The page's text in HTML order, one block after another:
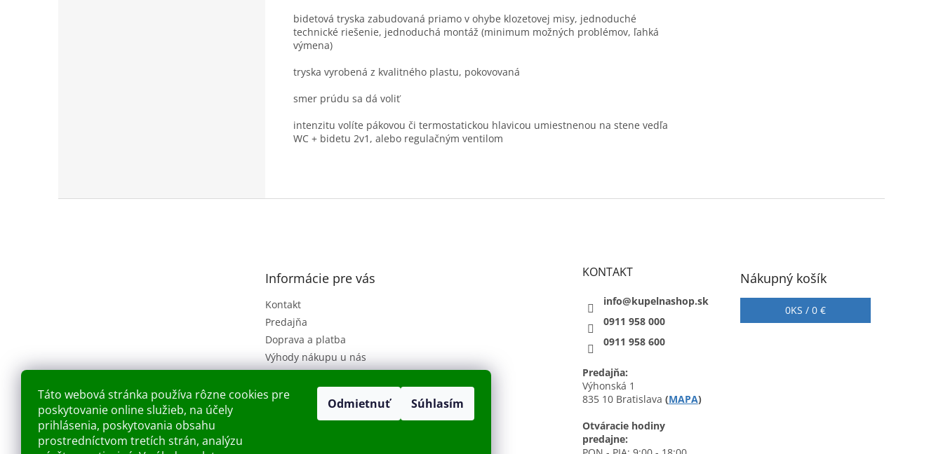
Táto webová stránka používa rôzne cookies pre
poskytovanie online služieb, na účely
prihlásenia, poskytovania obsahu
prostredníctvom tretích strán, analýzu
Odmietnuť Súhlasím
bidetová tryska zabudovaná priamo v ohybe klozetovej misy, jednoduché
technické riešenie, jednoduchá montáž (minimum možných problémov, ľahká
výmena)
tryska vyrobená z kvalitného plastu, pokovovaná
smer prúdu sa dá voliť
intenzitu volíte pákovou či termostatickou hlavicou umiestnenou na stene vedľa
WC + bidetu 2v1, alebo regulačným ventilom
Informácie pre vás
Kontakt
Predajňa
Doprava a platba
Výhody nákupu u nás
Obchodné podmienky
Ochrana osobných údajov
Náš príbeh
KONTAKT
info@kupelnashop.sk
0911 958 000
0911 958 600
Predajňa:
Výhonská 1
835 10 Bratislava (MAPA)
Otváracie hodiny
predajne:
Nákupný košík
0KS /0 €